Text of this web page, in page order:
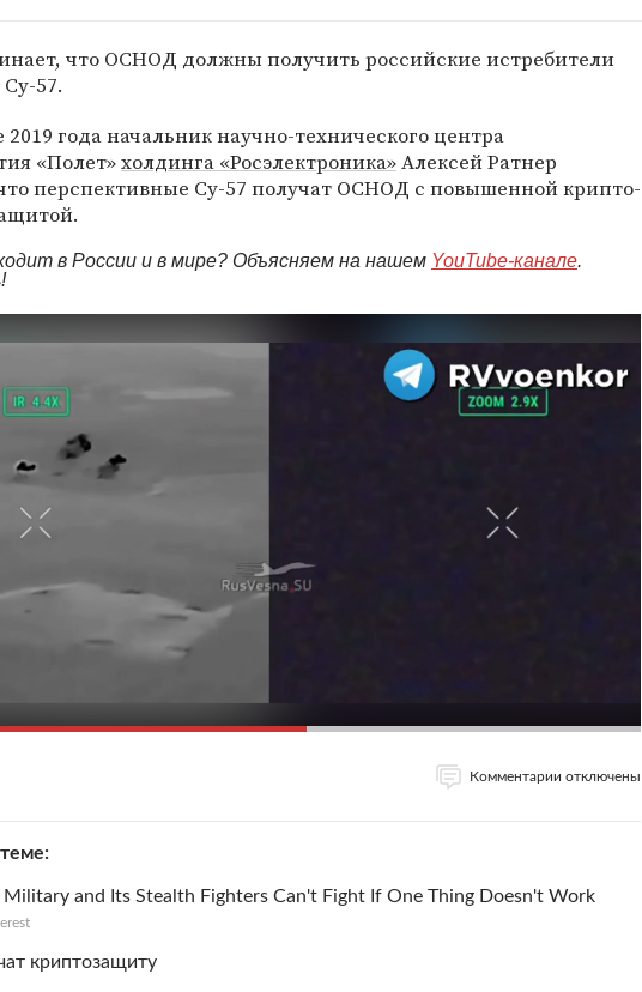
что ОСНОД должны получить российские истребители
57.
2019 года начальник научно-технического центра
«Полет»холдинга «Росэлектроника»Алексей Ратнер
перспективные Су-57 получат ОСНОД с повышенной крипто-
в России и в мире? Объясняем на нашем YouTube-канале.
Комментарии отключены
Military and Its Stealth Fighters Can't Fight If One Thing Doesn't Work
криптозащиту